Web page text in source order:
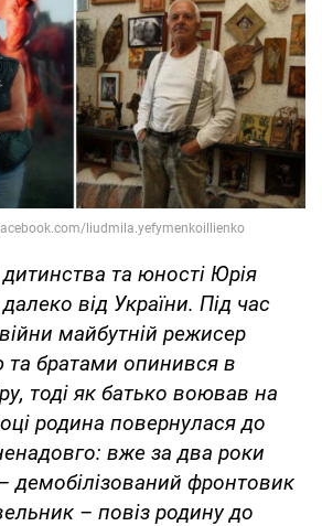
та юності Юрія
від України. Під час
майбутній режисер
та братами опинився в
тоді як батько воював на
родина повернулася до
вже за два роки
демобілізований фронтовик
– повіз родину до